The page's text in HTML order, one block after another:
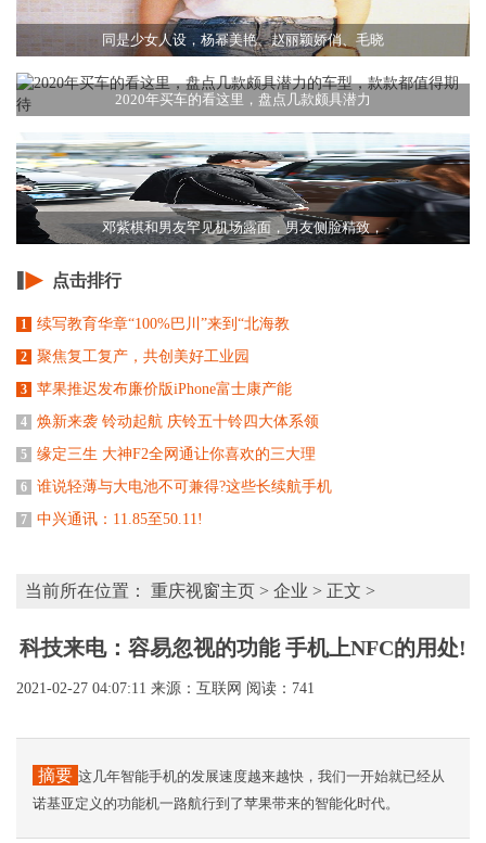
同是少女人设，杨幂美艳、赵丽颖娇俏、毛晓
2020年买车的看这里，盘点几款颇具潜力
邓紫棋和男友罕见机场露面，男友侧脸精致，
点击排行
1 续写教育华章“100%巴川”来到“北海教
2 聚焦复工复产，共创美好工业园
3 苹果推迟发布廉价版iPhone富士康产能
4 焕新来袭 铃动起航 庆铃五十铃四大体系领
5 缘定三生 大神F2全网通让你喜欢的三大理
6 谁说轻薄与大电池不可兼得?这些长续航手机
7 中兴通讯：11.85至50.11!
当前所在位置： 重庆视窗主页 > 企业 > 正文 >
科技来电：容易忽视的功能 手机上NFC的用处!
2021-02-27 04:07:11 来源：互联网 阅读：741
摘要 这几年智能手机的发展速度越来越快，我们一开始就已经从
诺基亚定义的功能机一路航行到了苹果带来的智能化时代。